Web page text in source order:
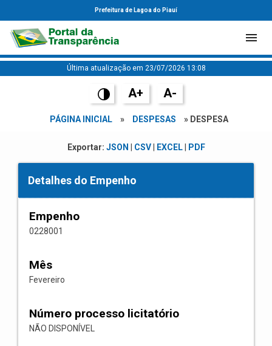
Prefeitura de Lagoa do Piauí
Última atualização em 23/07/2026 13:08
A+ A-
PÁGINA INICIAL » DESPESAS » DESPESA
Exportar: JSON CSV| EXCEL| PDF
Detalhes do Empenho
Empenho
0228001
Mês
Fevereiro
Número processo licitatório
NÃO DISPONÍVEL